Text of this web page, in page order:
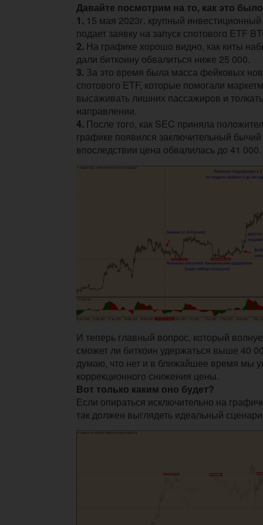
Давайте посмотрим на то, как это
1. 15 мая 2023г. крупный
подает заявку на запуск спотового ETF
2. На графике хорошо видно, как киты
дали биткоину обвалиться ниже 25 000.
3. За это время была масса фейковых
спотового ETF, которые помогали
высаживать лишних пассажиров и
направлении.
4. После того, как SEC приняла
графике появился заключительный
впоследствии цена обвалилась до 41 000.
И теперь главный вопрос, который
сможет ли биткоин удержаться выше 40
думаю, что нет и в ближайшее время мы
коррекционного снижения цены.
Вот только каким оно будет?
Если опираться исключительно на
так должен выглядеть идеальный